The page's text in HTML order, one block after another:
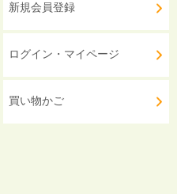
新規会員登録
ログイン・マイページ
買い物かご